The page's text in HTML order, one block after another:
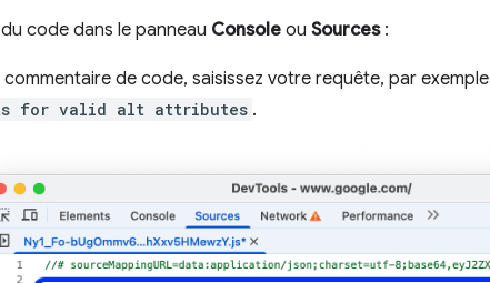
code dans le panneau Console ou Sources:
commentaire de code, saisissez votre requête, par exemple
for valid alt attributes .